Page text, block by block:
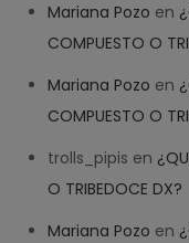
Mariana Pozo en
COMPUESTO O
Mariana Pozo en
COMPUESTO O
trolls_pipis en
O TRIBEDOCE DX?
Mariana Pozo en